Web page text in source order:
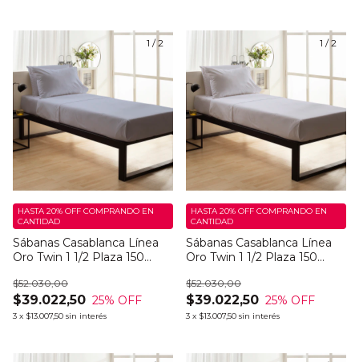
1 /2
Sábanas Casablanca Línea
Oro Twin 1 1/2 Plaza 150
$39.022,50
$52.030,00
25% OFF
3 x $13.007,50 sin interés
HASTA 20% OFF COMPRANDO EN
CANTIDAD
1 /2
Sábanas Casablanca Línea
Oro Twin 1 1/2 Plaza 150
$39.022,50
$52.030,00
25% OFF
3 x $13.007,50 sin interés
HASTA 20% OFF COMPRANDO EN
CANTIDAD